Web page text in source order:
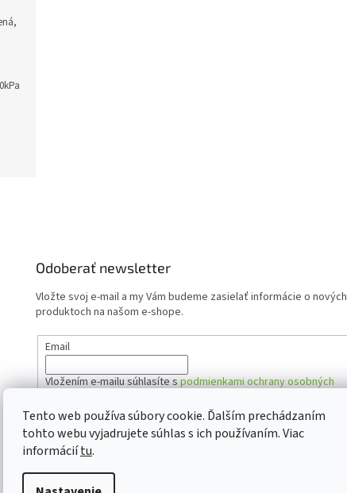
Tento web používa súbory cookie. Ďalším prechádzaním
tohto webu vyjadrujete súhlas s ich používaním. Viac
informáciítu.
Odoberať newsletter
Vložte svoj e-mail a my Vám budeme zasielať informácie o nových
produktoch na našom e-shope.
Email
Vložením e-mailu súhlasíte spodmienkami ochrany osobných
PRIHLÁSIŤ SA